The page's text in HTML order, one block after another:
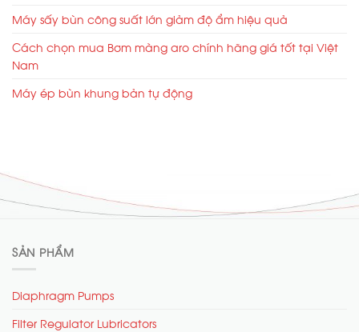
Máy sấy bùn công suất lớn giảm độ ẩm hiệu quả
Cách chọn mua Bơm màng aro chính hãng giá tốt tại Việt
Nam
Máy ép bùn khung bản tự động
SẢN PHẨM
Diaphragm Pumps
Filter Regulator Lubricators